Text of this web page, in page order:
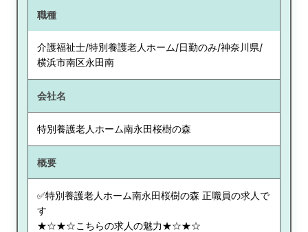
職種
介護福祉士/特別養護老人ホーム/日勤のみ/神奈川県/
横浜市南区永田南
会社名
特別養護老人ホーム南永田桜樹の森
概要
✅特別養護老人ホーム南永田桜樹の森 正職員の求人で
す
★☆★☆こちらの求人の魅力★☆★☆